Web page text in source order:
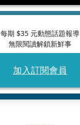
每期 $35 元動態話題報導
無限閱讀解鎖新鮮事
加入訂閱會員